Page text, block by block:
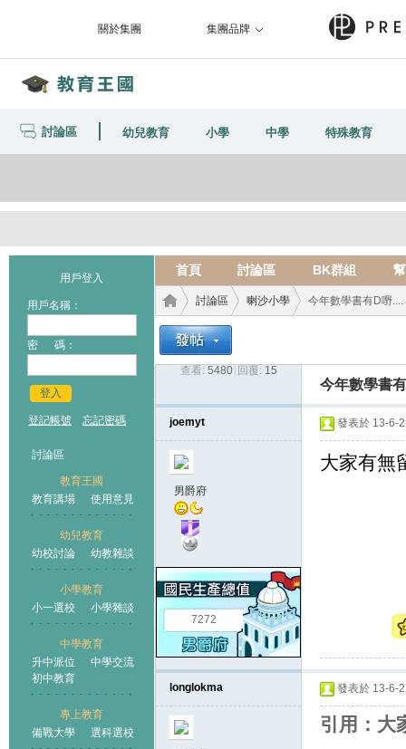
關於集團 集團品牌
討論區 幼兒教育 小學 中學 特殊教育
用戶登入
用戶名稱：
密 碼：
登入
登記帳號 忘記密碼
討論區
教育王國
教育講場
使用意見
幼兒教育
幼校討論
幼教雜談
小學教育
小一選校
小學雜談
中學教育
升中派位
中學交流
初中教育
專上教育
備戰大學
選科選校
首頁 討論區 BK群組
›
討論區
›
喇沙小學 今年數學書有D嘢....
查看: 5480 回覆: 15
今年數學書
joemyt
男爵府
7272
發表於 13-6-
大家有無
longlokma 發表於 13-6-
引用：大